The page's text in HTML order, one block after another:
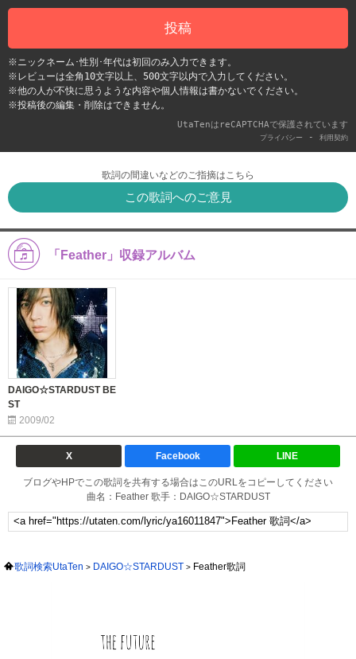
投稿
※ニックネーム･性別･年代は初回のみ入力できます。
※レビューは全角10文字以上、500文字以内で入力してください。
※他の人が不快に思うような内容や個人情報は書かないでください。
※投稿後の編集・削除はできません。
UtaTenはreCAPTCHAで保護されています
プライバシー - 利用契約
歌詞の間違いなどのご指摘はこちら
この歌詞へのご意見
「Feather」収録アルバム
DAIGO☆STARDUST BE
ST
2009/02
X Facebook LINE
ブログやHPでこの歌詞を共有する場合はこのURLをコピーしてください
曲名：Feather 歌手：DAIGO☆STARDUST
歌詞検索UtaTen DAIGO☆STARDUST Feather歌詞